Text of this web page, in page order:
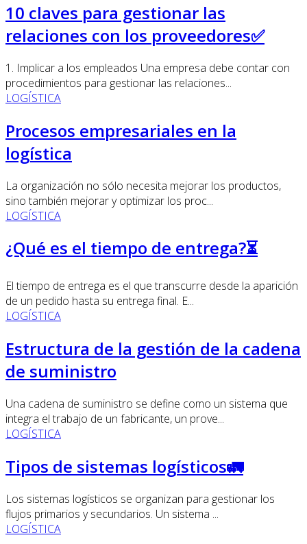
10 claves para gestionar las
relaciones con los proveedores✅
1. Implicar a los empleados Una empresa debe contar con
procedimientos para gestionar las relaciones...
LOGÍSTICA
Procesos empresariales en la
logística
La organización no sólo necesita mejorar los productos,
sino también mejorar y optimizar los proc...
LOGÍSTICA
¿Qué es el tiempo de entrega?⏳
El tiempo de entrega es el que transcurre desde la aparición
de un pedido hasta su entrega final. E...
LOGÍSTICA
Estructura de la gestión de la cadena
de suministro
Una cadena de suministro se define como un sistema que
integra el trabajo de un fabricante, un prove...
LOGÍSTICA
Tipos de sistemas logísticos🚛
Los sistemas logísticos se organizan para gestionar los
flujos primarios y secundarios. Un sistema ...
LOGÍSTICA